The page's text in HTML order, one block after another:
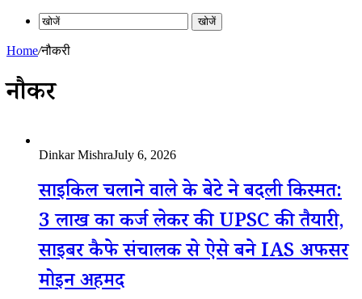
खोजें
Home/नौकरी
नौकरी
Dinkar MishraJuly 6, 2026
साइकिल चलाने वाले के बेटे ने बदली किस्मत:
3 लाख का कर्ज लेकर की UPSC की तैयारी,
साइबर कैफे संचालक से ऐसे बने IAS अफसर
मोइन अहमद